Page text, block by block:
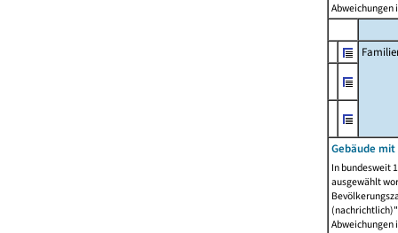
Abweichungen
Gebäude
In bundesweit
ausgewählt
Abweichungen